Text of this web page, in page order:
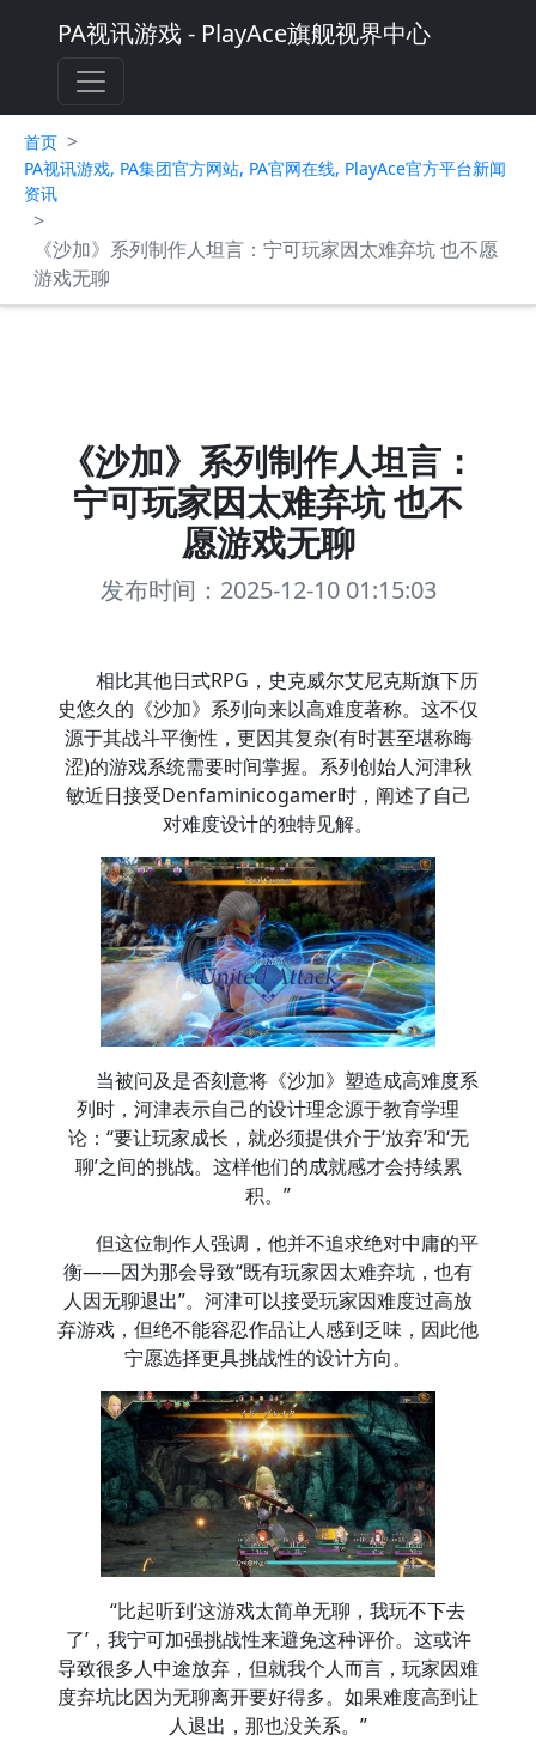
PA视讯游戏 - PlayAce旗舰视界中心
首页 >
PA视讯游戏, PA集团官方网站, PA官网在线, PlayAce官方平台新闻
资讯
>
《沙加》系列制作人坦言：宁可玩家因太难弃坑 也不愿
游戏无聊
《沙加》系列制作人坦言：
宁可玩家因太难弃坑 也不
愿游戏无聊
发布时间：2025-12-10 01:15:03
相比其他日式RPG，史克威尔艾尼克斯旗下历
史悠久的《沙加》系列向来以高难度著称。这不仅
源于其战斗平衡性，更因其复杂(有时甚至堪称晦
涩)的游戏系统需要时间掌握。系列创始人河津秋
敏近日接受Denfaminicogamer时，阐述了自己
对难度设计的独特见解。
当被问及是否刻意将《沙加》塑造成高难度系
列时，河津表示自己的设计理念源于教育学理
论：“要让玩家成长，就必须提供介于‘放弃’和‘无
聊’之间的挑战。这样他们的成就感才会持续累
积。”
但这位制作人强调，他并不追求绝对中庸的平
衡——因为那会导致“既有玩家因太难弃坑，也有
人因无聊退出”。河津可以接受玩家因难度过高放
弃游戏，但绝不能容忍作品让人感到乏味，因此他
宁愿选择更具挑战性的设计方向。
“比起听到‘这游戏太简单无聊，我玩不下去
了’，我宁可加强挑战性来避免这种评价。这或许
导致很多人中途放弃，但就我个人而言，玩家因难
度弃坑比因为无聊离开要好得多。如果难度高到让
人退出，那也没关系。”